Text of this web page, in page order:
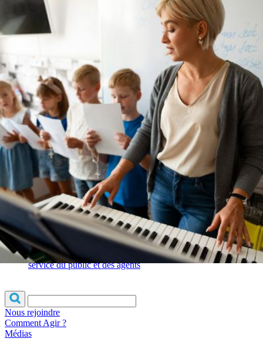
Qui
sommes-
nous ?
S'inscrire à
newsletter
Découvrir
l'UNSA
Rémunération
OTE et DDI
Travail & santé
|
Action sociale
Contractuels
|
Le dialogue social engagé pour une Intelligence Artificielle au
service du public et des agents
Nous rejoindre
Comment Agir ?
Médias